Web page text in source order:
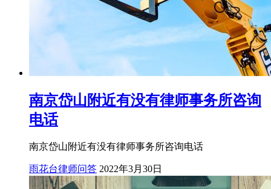
南京岱山附近有没有律师事务所咨询
电话
南京岱山附近有没有律师事务所咨询电话
雨花台律师问答 2022年3月30日